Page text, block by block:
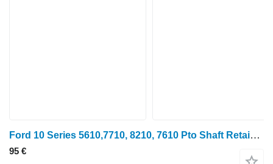
Ford 10 Series 5610,7710, 8210, 7610 Pto Shaft Retainer E7nnn765ca D3 D3NNN759A
95 €